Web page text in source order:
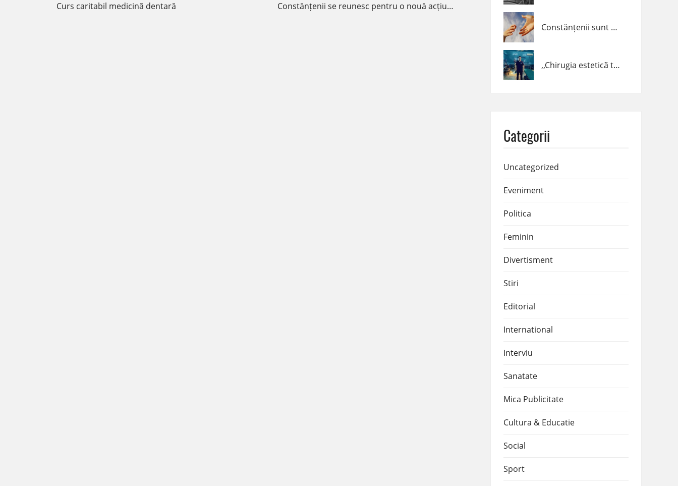
Curs caritabil medicină dentară Constănțenii se reunesc pentru o nouă acțiune de plantare
Constănțenii sunt alături de Diana Popescu
,,Chirugia esteticã trebuie fãcutã cȃnd trebuie, cum trebuie şi de cine trebuie!” – dr. Claudiu Podac
Categorii
Uncategorized
Eveniment
Politica
Feminin
Divertisment
Stiri
Editorial
International
Interviu
Sanatate
Mica Publicitate
Cultura & Educatie
Social
Sport